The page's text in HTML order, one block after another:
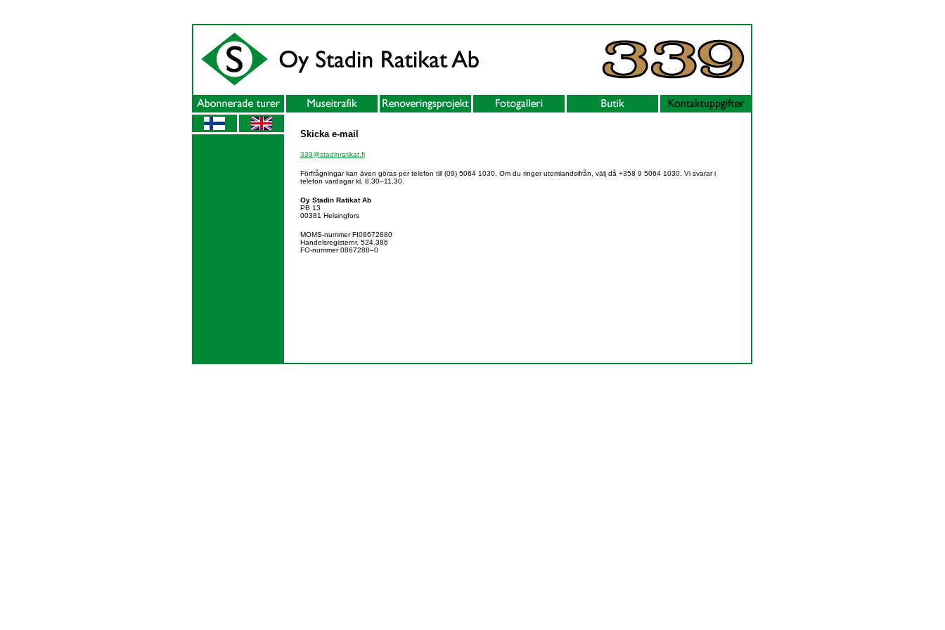
Skicka e-mail
339@stadinratikat.fi
Förfrågningar kan även göras per telefon till (09) 5064 1030. Om du ringer utomlandsifrån, välj då +358 9 5064 1030. Vi svarar i
telefon vardagar kl. 8.30–11.30.
Oy Stadin Ratikat Ab
PB 13
00381 Helsingfors
MOMS-nummer FI08672880
Handelsregisternr. 524.386
FO-nummer 0867288–0